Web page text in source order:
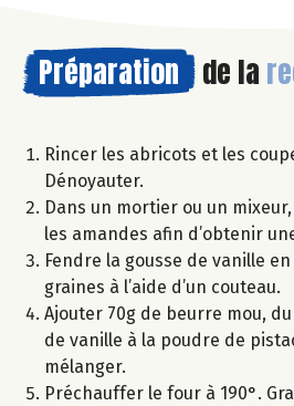
Préparation de la
Rincer les abricots et les
Dénoyauter.
Dans un mortier ou un
les amandes afin d’obtenir
Fendre la gousse de vanille
graines à l’aide d’un couteau.
Ajouter 70g de beurre mou,
de vanille à la poudre de
mélanger.
Préchauffer le four à 190°.